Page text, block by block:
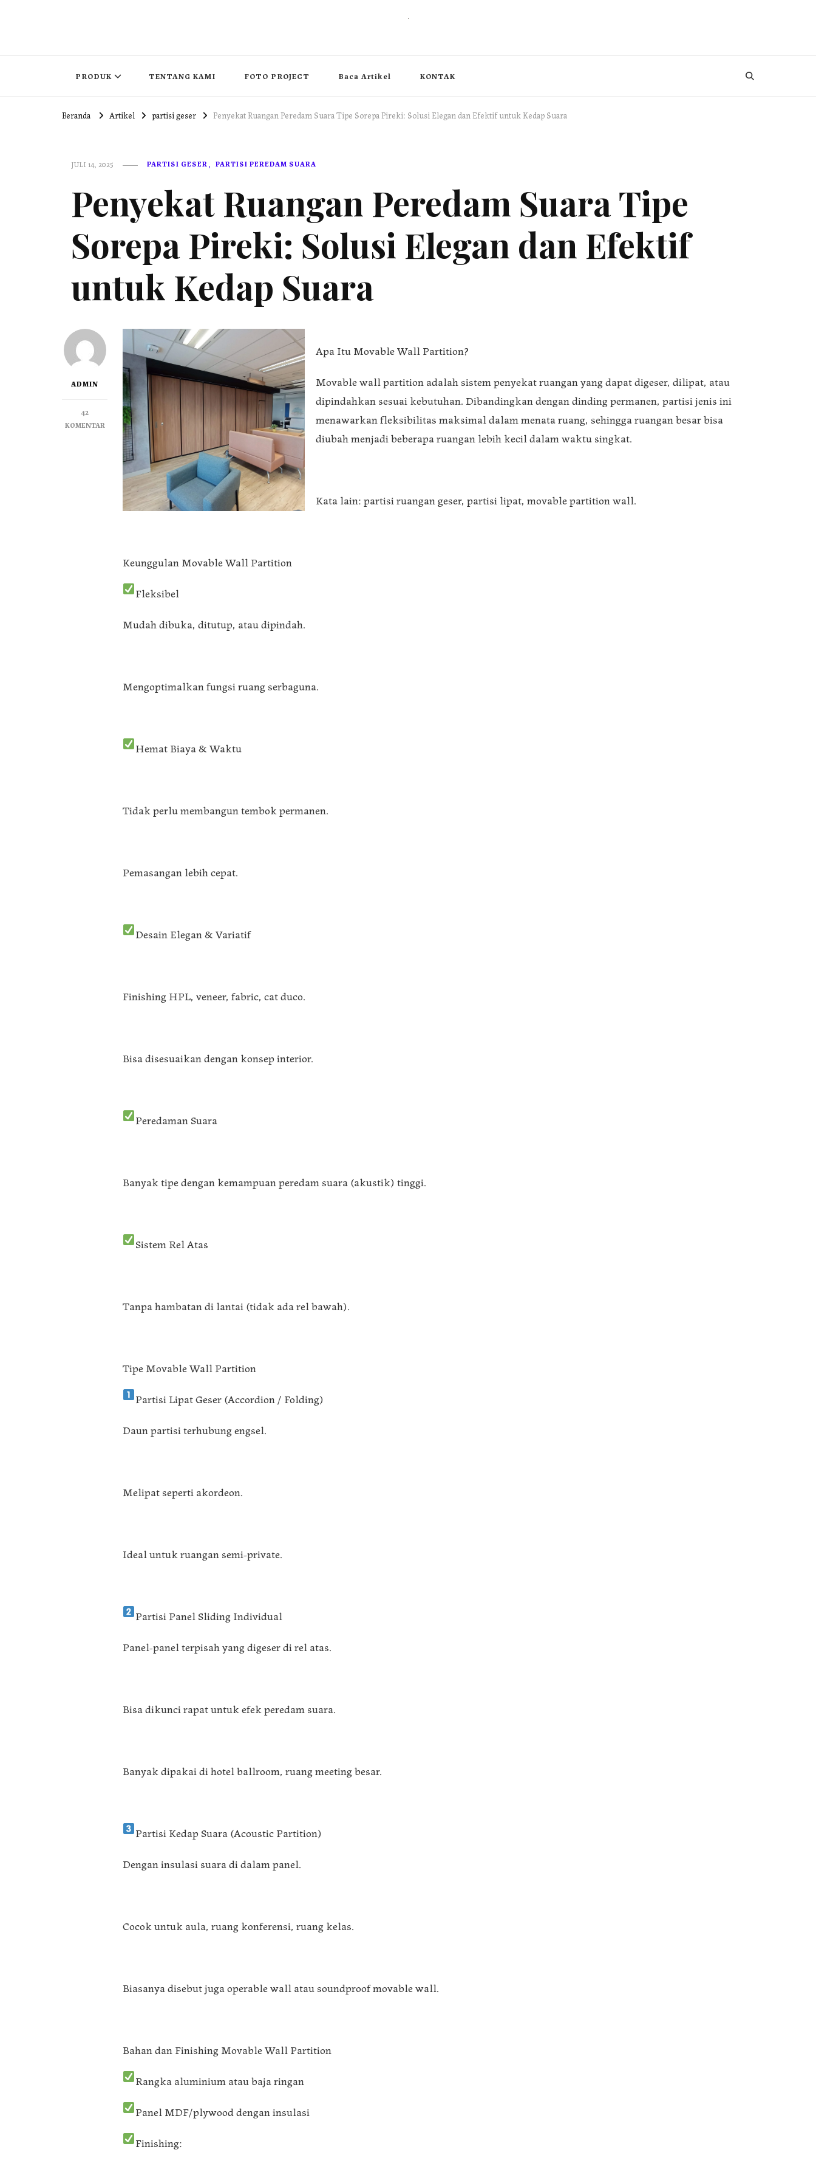
PRODUK TENTANG KAMI FOTO PROJECT Baca Artikel KONTAK
Beranda Artikel partisi geser Penyekat Ruangan Peredam Suara Tipe Sorepa Pireki: Solusi Elegan dan Efektif untuk Kedap Suara
JULI 14, 2025 PARTISI GESER PARTISI PEREDAM SUARA
Penyekat Ruangan Peredam Suara Tipe
Sorepa Pireki: Solusi Elegan dan Efektif
untuk Kedap Suara
ADMIN
42
KOMENTAR
Apa Itu Movable Wall Partition?
Movable wall partition adalah sistem penyekat ruangan yang dapat digeser, dilipat, atau
dipindahkan sesuai kebutuhan. Dibandingkan dengan dinding permanen, partisi jenis ini
menawarkan fleksibilitas maksimal dalam menata ruang, sehingga ruangan besar bisa
diubah menjadi beberapa ruangan lebih kecil dalam waktu singkat.
Kata lain: partisi ruangan geser, partisi lipat, movable partition wall.
Keunggulan Movable Wall Partition
Fleksibel
Mudah dibuka, ditutup, atau dipindah.
Mengoptimalkan fungsi ruang serbaguna.
Hemat Biaya & Waktu
Tidak perlu membangun tembok permanen.
Pemasangan lebih cepat.
Desain Elegan & Variatif
Finishing HPL, veneer, fabric, cat duco.
Bisa disesuaikan dengan konsep interior.
Peredaman Suara
Banyak tipe dengan kemampuan peredam suara (akustik) tinggi.
Sistem Rel Atas
Tanpa hambatan di lantai (tidak ada rel bawah).
Tipe Movable Wall Partition
Partisi Lipat Geser (Accordion / Folding)
Daun partisi terhubung engsel.
Melipat seperti akordeon.
Ideal untuk ruangan semi-private.
Partisi Panel Sliding Individual
Panel-panel terpisah yang digeser di rel atas.
Bisa dikunci rapat untuk efek peredam suara.
Banyak dipakai di hotel ballroom, ruang meeting besar.
Partisi Kedap Suara (Acoustic Partition)
Dengan insulasi suara di dalam panel.
Cocok untuk aula, ruang konferensi, ruang kelas.
Biasanya disebut juga operable wall atau soundproof movable wall.
Bahan dan Finishing Movable Wall Partition
Rangka aluminium atau baja ringan
Panel MDF/plywood dengan insulasi
Finishing: